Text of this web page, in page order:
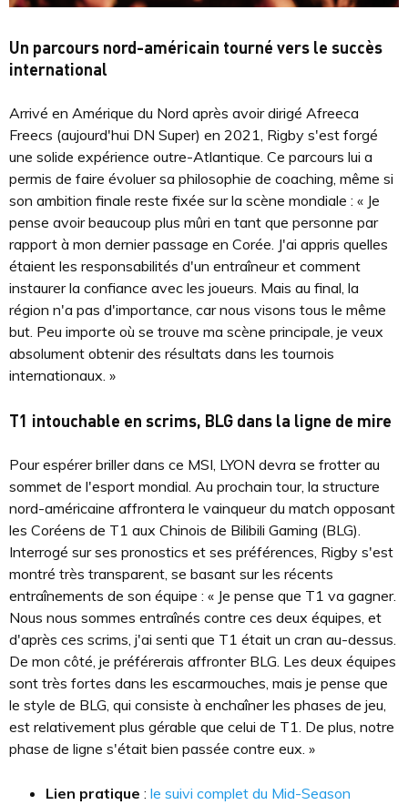
Un parcours nord-américain tourné vers le succès
international
Arrivé en Amérique du Nord après avoir dirigé Afreeca
Freecs (aujourd'hui DN Super) en 2021, Rigby s'est forgé
une solide expérience outre-Atlantique. Ce parcours lui a
permis de faire évoluer sa philosophie de coaching, même si
son ambition finale reste fixée sur la scène mondiale : « Je
pense avoir beaucoup plus mûri en tant que personne par
rapport à mon dernier passage en Corée. J'ai appris quelles
étaient les responsabilités d'un entraîneur et comment
instaurer la confiance avec les joueurs. Mais au final, la
région n'a pas d'importance, car nous visons tous le même
but. Peu importe où se trouve ma scène principale, je veux
absolument obtenir des résultats dans les tournois
internationaux. »
T1 intouchable en scrims, BLG dans la ligne de mire
Pour espérer briller dans ce MSI, LYON devra se frotter au
sommet de l'esport mondial. Au prochain tour, la structure
nord-américaine affrontera le vainqueur du match opposant
les Coréens de T1 aux Chinois de Bilibili Gaming (BLG).
Interrogé sur ses pronostics et ses préférences, Rigby s'est
montré très transparent, se basant sur les récents
entraînements de son équipe : « Je pense que T1 va gagner.
Nous nous sommes entraînés contre ces deux équipes, et
d'après ces scrims, j'ai senti que T1 était un cran au-dessus.
De mon côté, je préférerais affronter BLG. Les deux équipes
sont très fortes dans les escarmouches, mais je pense que
le style de BLG, qui consiste à enchaîner les phases de jeu,
est relativement plus gérable que celui de T1. De plus, notre
phase de ligne s'était bien passée contre eux. »
Lien pratique : le suivi complet du Mid-Season